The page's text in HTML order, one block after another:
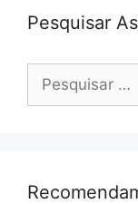
Pesquisar
por: